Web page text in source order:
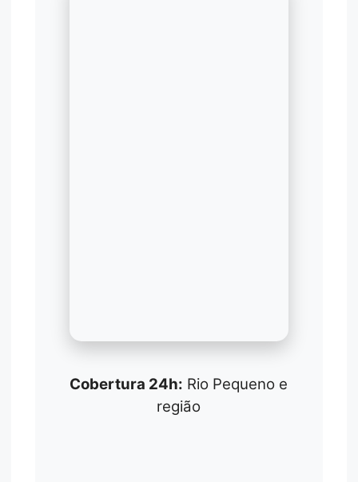
Cobertura 24h: Rio Pequeno e
região